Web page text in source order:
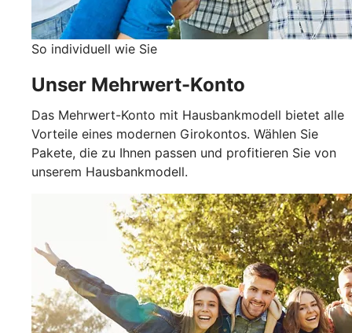
So individuell wie Sie
Unser Mehrwert-Konto
Das Mehrwert-Konto mit Hausbankmodell bietet alle
Vorteile eines modernen Girokontos. Wählen Sie
Pakete, die zu Ihnen passen und profitieren Sie von
unserem Hausbankmodell.